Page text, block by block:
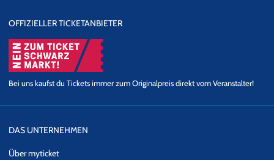
OFFIZIELLER TICKETANBIETER
Bei uns kaufst du Tickets immer zum Originalpreis direkt vom Veranstalter!
DAS UNTERNEHMEN
Über myticket